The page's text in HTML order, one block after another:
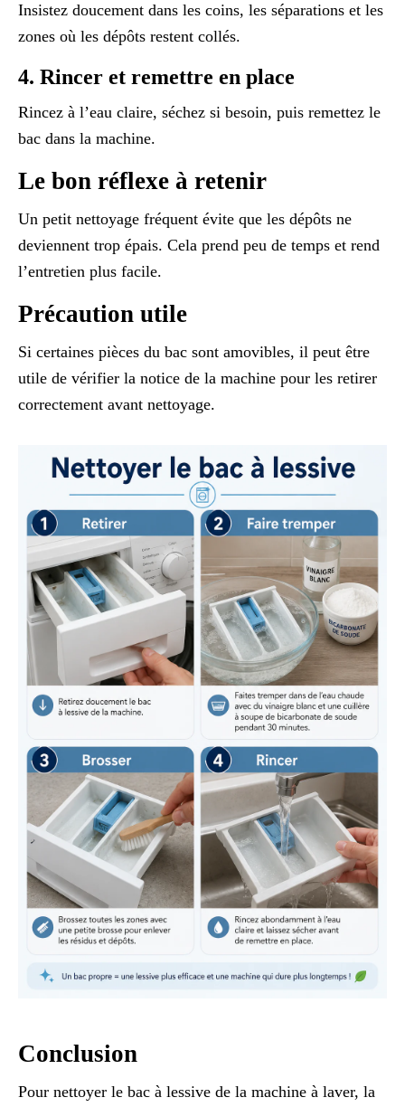
Insistez doucement dans les coins, les séparations et les
zones où les dépôts restent collés.
4. Rincer et remettre en place
Rincez à l’eau claire, séchez si besoin, puis remettez le
bac dans la machine.
Le bon réflexe à retenir
Un petit nettoyage fréquent évite que les dépôts ne
deviennent trop épais. Cela prend peu de temps et rend
l’entretien plus facile.
Précaution utile
Si certaines pièces du bac sont amovibles, il peut être
utile de vérifier la notice de la machine pour les retirer
correctement avant nettoyage.
Conclusion
Pour nettoyer le bac à lessive de la machine à laver, la